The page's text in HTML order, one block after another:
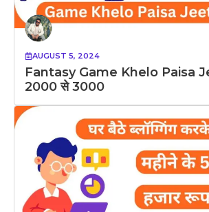
AUGUST 5, 2024
Fantasy Game Khelo Paisa
2000 से 3000